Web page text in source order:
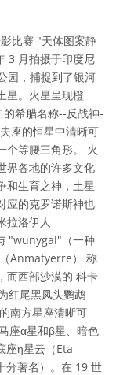
比赛 "天体图案静
3 月拍摄于印度尼
园，捕捉到了银河
星。火星呈现橙
希腊名称--反战神-
座的恒星中清晰可
个等腰三角形。 火
界各地的许多文化
和生育之神，土星
应的克罗诺斯神也
拉洛伊人
"wunygal"（一种
Anmatyerre） 称
而西部沙漠的 科卡
红尾黑凤头鹦鹉
南方星座清晰可
座α星和β星、暗色
座η星云（Eta
分著名）。在 19 世